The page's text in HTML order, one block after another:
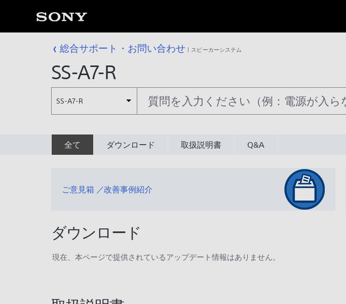
総合サポート・お問い合わせ スピーカーシステム
SS-A7-R
SS-A7-R
全て ダウンロード 取扱説明書 Q&A
ご意見箱 ／改善事例紹介
ダウンロード
現在、本ページで提供されているアップデート情報はありません。